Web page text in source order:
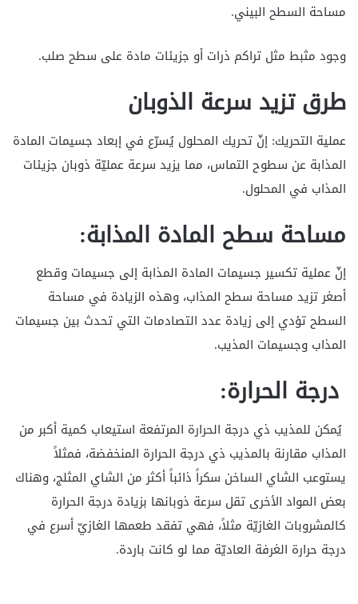
مساحة السطح البيني.
وجود مثبط مثل تراكم ذرات أو جزيئات مادة على سطح صلب.
طرق تزيد سرعة الذوبان
عملية التحريك: إنّ تحريك المحلول يُسرّع في إبعاد جسيمات المادة
المذابة عن سطوح التماس، مما يزيد سرعة عمليّة ذوبان جزيئات
المذاب في المحلول.
مساحة سطح المادة المذابة:
إنّ عملية تكسير جسيمات المادة المذابة إلى جسيمات وقطع
أصغر تزيد مساحة سطح المذاب، وهذه الزيادة في مساحة
السطح تؤدي إلى زيادة عدد التصادمات التي تحدث بين جسيمات
المذاب وجسيمات المذيب.
درجة الحرارة:
يُمكن للمذيب ذي درجة الحرارة المرتفعة استيعاب كمية أكبر من
المذاب مقارنة بالمذيب ذي درجة الحرارة المنخفضة، فمثلاً
يستوعب الشاي الساخن سكراً ذائباً أكثر من الشاي المثلج، وهناك
بعض المواد الأخرى تقل سرعة ذوبانها بزيادة درجة الحرارة
كالمشروبات الغازيّة مثلاً، فهي تفقد طعمها الغازيّ أسرع في
درجة حرارة الغرفة العاديّة مما لو كانت باردة.